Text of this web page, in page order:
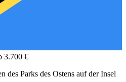
3.700 €